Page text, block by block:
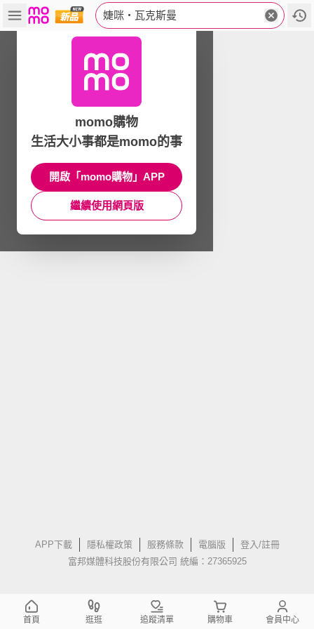
婕咪‧瓦克斯曼
APP下載 隱私權政策 服務條款 電腦版
登入/註冊
富邦媒體科技股份有限公司 統編：27365925
momo購物
生活大小事都是momo的事
開啟「momo購物」APP
繼續使用網頁版
首頁 逛逛 追蹤清單 購物車 會員中心